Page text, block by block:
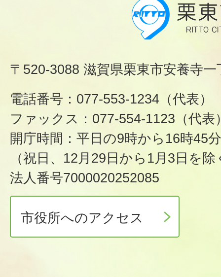
〒520-3088 滋賀県栗東市安養寺
電話番号：077-553-1234（代表）
ファックス：077-554-1123（代表
開庁時間：平日の9時から16時45分
（祝日、12月29日から1月3日を除
法人番号7000020252085
市役所へのアクセス